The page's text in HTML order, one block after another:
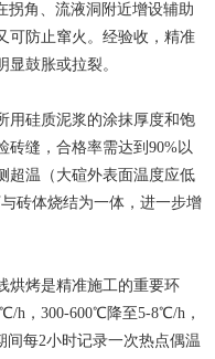
拐角、流液洞附近增设辅助
可防止窜火。经验收，精准
鼓胀或拉裂。
用硅质泥浆的涂抹厚度和饱
砖缝，合格率需达到90%以
超温（大碹外表面温度应低
砖体烧结为一体，进一步增
烘烤是精准施工的重要环
h，300-600℃降至5-8℃/h，
间每2小时记录一次热点偶温